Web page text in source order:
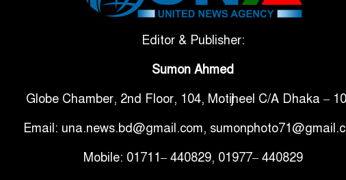
Editor & Publisher:
Sumon Ahmed
Globe Chamber, 2nd Floor, 104, Motijheel C/A Dhaka –
Email: una.news.bd@gmail.com,
Mobile: 01711– 440829, 01977– 440829